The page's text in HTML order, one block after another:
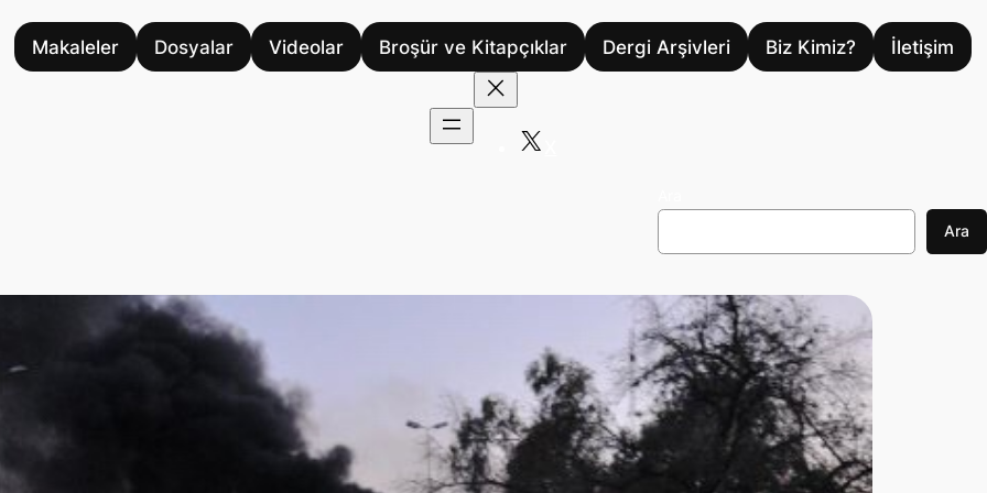
Makaleler Dosyalar Videolar Broşür ve Kitapçıklar Dergi Arşivleri Biz Kimiz? İletişim
Ara